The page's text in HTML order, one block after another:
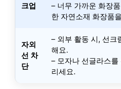
크업
– 너무 가까운 화장
한 자연소재 화장품
자외
선 차
단
– 외부 활동 시, 선크
해요.
– 모자나 선글라스
리세요.